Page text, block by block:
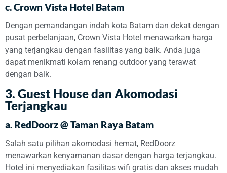
c.Crown Vista Hotel Batam
Dengan pemandangan indah kota Batam dan dekat dengan
pusat perbelanjaan, Crown Vista Hotel menawarkan harga
yang terjangkau dengan fasilitas yang baik. Anda juga
dapat menikmati kolam renang outdoor yang terawat
dengan baik.
3. Guest House dan Akomodasi
Terjangkau
a. RedDoorz @ Taman Raya Batam
Salah satu pilihan akomodasi hemat, RedDoorz
menawarkan kenyamanan dasar dengan harga terjangkau.
Hotel ini menyediakan fasilitas wifi gratis dan akses mudah